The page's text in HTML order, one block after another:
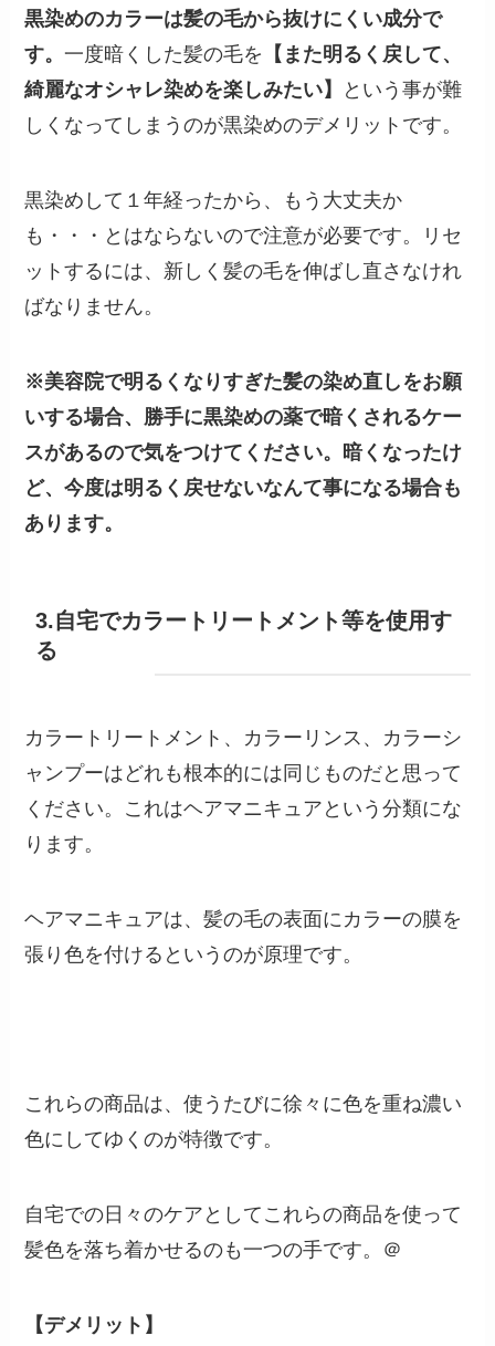
黒染めのカラーは髪の毛から抜けにくい成分で
す。一度暗くした髪の毛を
【また明るく戻して、
綺麗なオシャレ染めを楽しみたい】
という事が難
しくなってしまうのが黒染めのデメリットです。
黒染めして１年経ったから、もう大丈夫か
も・・・とはならないので注意が必要です。リセ
ットするには、新しく髪の毛を伸ばし直さなけれ
ばなりません。
※美容院で明るくなりすぎた髪の染め直しをお願
いする場合、勝手に黒染めの薬で暗くされるケー
スがあるので気をつけてください。暗くなったけ
ど、今度は明るく戻せないなんて事になる場合も
あります。
3.自宅でカラートリートメント等を使用す
る
カラートリートメント、カラーリンス、カラーシ
ャンプーはどれも根本的には同じものだと思って
ください。これはヘアマニキュアという分類にな
ります。
ヘアマニキュアは、髪の毛の表面にカラーの膜を
張り色を付けるというのが原理です。
これらの商品は、使うたびに徐々に色を重ね濃い
色にしてゆくのが特徴です。
自宅での日々のケアとしてこれらの商品を使って
髪色を落ち着かせるのも一つの手です。＠
【デメリット】